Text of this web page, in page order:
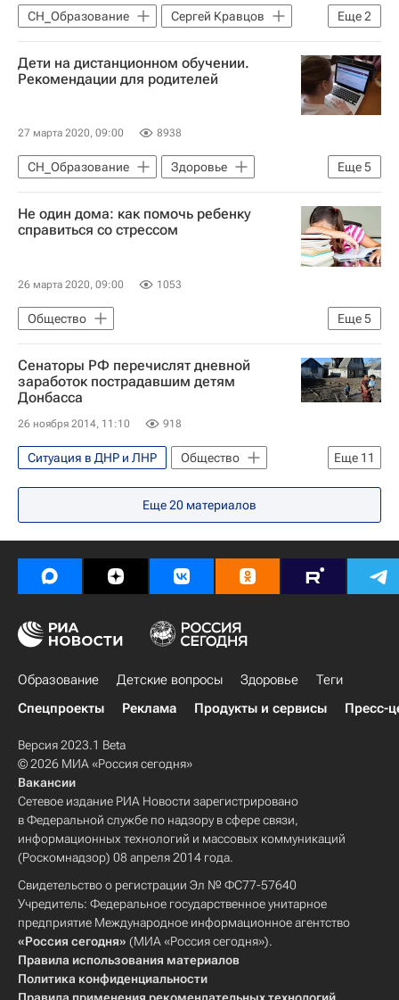
Еще2
СН_Образование
Сергей Кравцов
Социальный навигатор
Дети на дистанционном обучении.
Рекомендации для родителей
27 марта 2020, 09:00 8938
Еще5
СН_Образование
Здоровье
Московский государственный психолого-педагогический университет (МГППУ)
Социальный навигатор
Россия
Коронавирус в России
Не один дома: как помочь ребенку
справиться со стрессом
26 марта 2020, 09:00 1053
Еще5
Общество
Московский государственный психолого-педагогический университет (МГППУ)
Социальный навигатор
Коронавирус COVID-19
Коронавирус в России
Сенаторы РФ перечислят дневной
заработок пострадавшим детям
Донбасса
26 ноября 2014, 11:10 918
Еще 11
Ситуация в ДНР и ЛНР
Общество
Жизнь без преград
Украина
Весь мир
Европа
Леонид Тягачев
Совет Федерации РФ
Дети против войны
Вооруженный конфликт на востоке Украины (2014)
Детские вопросы
Россия
Еще20 материалов
Образование Детские вопросы Здоровье
Теги
Спецпроекты
Реклама Продукты и сервисы Пресс-
Версия 2023.1 Beta
© 2026 МИА «Россия сегодня»
Вакансии
Сетевое издание РИА Новости зарегистрировано
в Федеральной службе по надзору в сфере связи,
информационных технологий и массовых коммуникаций
(Роскомнадзор) 08 апреля 2014 года.
Свидетельство о регистрации Эл № ФС77-57640
Учредитель: Федеральное государственное унитарное
предприятие Международное информационное агентство
«Россия сегодня» (МИА «Россия сегодня»).
Правила использования материалов
Политика конфиденциальности